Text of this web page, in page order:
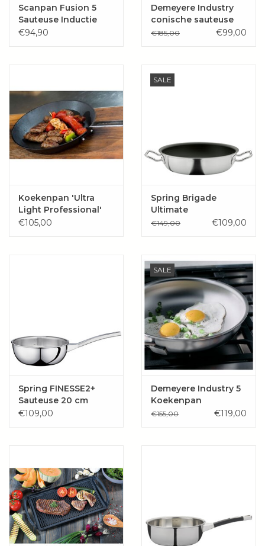
Scanpan Fusion 5
Sauteuse Inductie
€94,90
Demeyere Industry
conische sauteuse
zonder deksel 20 cm
€185,00 €99,00
Koekenpan 'Ultra
Light Professional'
€105,00
SALE
Spring Brigade
Ultimate
Hapjes-/sauteerpan
€149,00 €109,00
Spring FINESSE2+
Sauteuse 20 cm
€109,00
SALE
Demeyere Industry 5
Koekenpan
NanoTouch
€155,00 €119,00